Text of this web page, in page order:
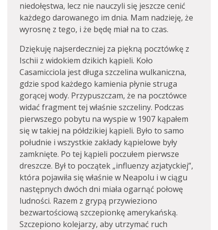
niedołęstwa, lecz nie nauczyli się jeszcze cenić
każdego darowanego im dnia. Mam nadzieję, że
wyrosnę z tego, i że będę miał na to czas.
Dziękuję najserdeczniej za piękną pocztówkę z
Ischii z widokiem dzikich kąpieli. Koło
Casamicciola jest długa szczelina wulkaniczna,
gdzie spod każdego kamienia płynie struga
gorącej wody. Przypuszczam, że na pocztówce
widać fragment tej właśnie szczeliny. Podczas
pierwszego pobytu na wyspie w 1907 kąpałem
się w takiej na półdzikiej kąpieli. Było to samo
południe i wszystkie zakłady kąpielowe były
zamknięte. Po tej kąpieli poczułem pierwsze
dreszcze. Był to początek „influenzy azjatyckiej”,
która pojawiła się właśnie w Neapolu i w ciągu
następnych dwóch dni miała ogarnąć połowę
ludności. Razem z grypą przywieziono
bezwartościową szczepionkę amerykańską.
Szczepiono kolejarzy, aby utrzymać ruch